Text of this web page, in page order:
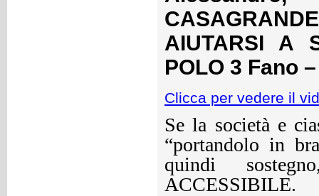
AIUTARSI A
POLO 3 Fano
Clicca per vedere il
Se la società e
“portandolo in
quindi
ACCESSIBILE.